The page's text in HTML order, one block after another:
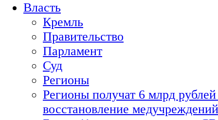
Власть
Кремль
Правительство
Парламент
Суд
Регионы
Регионы получат 6 млрд рублей
восстановление медучреждений